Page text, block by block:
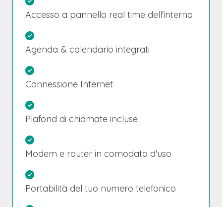
Accesso a pannello real time dell'interno
Agenda & calendario integrati
Connessione Internet
Plafond di chiamate incluse
Modem e router in comodato d'uso
Portabilità del tuo numero telefonico